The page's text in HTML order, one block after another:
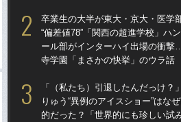
卒業生の大半が東大・京大・医学
“偏差値78”「関西の超進学校」ハ
ール部がインターハイ出場の衝撃
寺学園「まさかの快挙」のウラ話
「（私たち）引退したんだっけ？
りゅう“異例のアイスショー”はな
的だった？「世界的にも珍しい試